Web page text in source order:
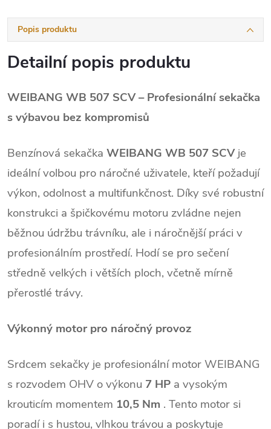
Popis produktu
Detailní popis produktu
WEIBANG WB 507 SCV – Profesionální sekačka
s výbavou bez kompromisů
Benzínová sekačka WEIBANG WB 507 SCVje
ideální volbou pro náročné uživatele, kteří požadují
výkon, odolnost a multifunkčnost. Díky své robustní
konstrukci a špičkovému motoru zvládne nejen
běžnou údržbu trávníku, ale i náročnější práci v
profesionálním prostředí. Hodí se pro sečení
středně velkých i větších ploch, včetně mírně
přerostlé trávy.
Výkonný motor pro náročný provoz
Srdcem sekačky je profesionální motor WEIBANG
s rozvodem OHV o výkonu 7 HP a vysokým
krouticím momentem 10,5 Nm . Tento motor si
poradí i s hustou, vlhkou trávou a poskytuje